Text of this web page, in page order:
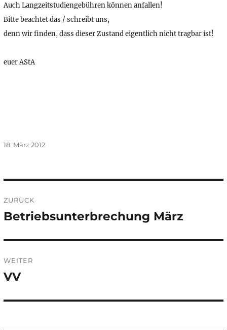
Auch Langzeitstudiengebühren können anfallen!
Bitte beachtet das / schreibt uns,
denn wir finden, dass dieser Zustand eigentlich nicht tragbar ist!
euer AStA
Veröffentlicht
18. März 2012
ZURÜCK
Vorheriger
Betriebsunterbrechung März
WEITER
Nächster
VV